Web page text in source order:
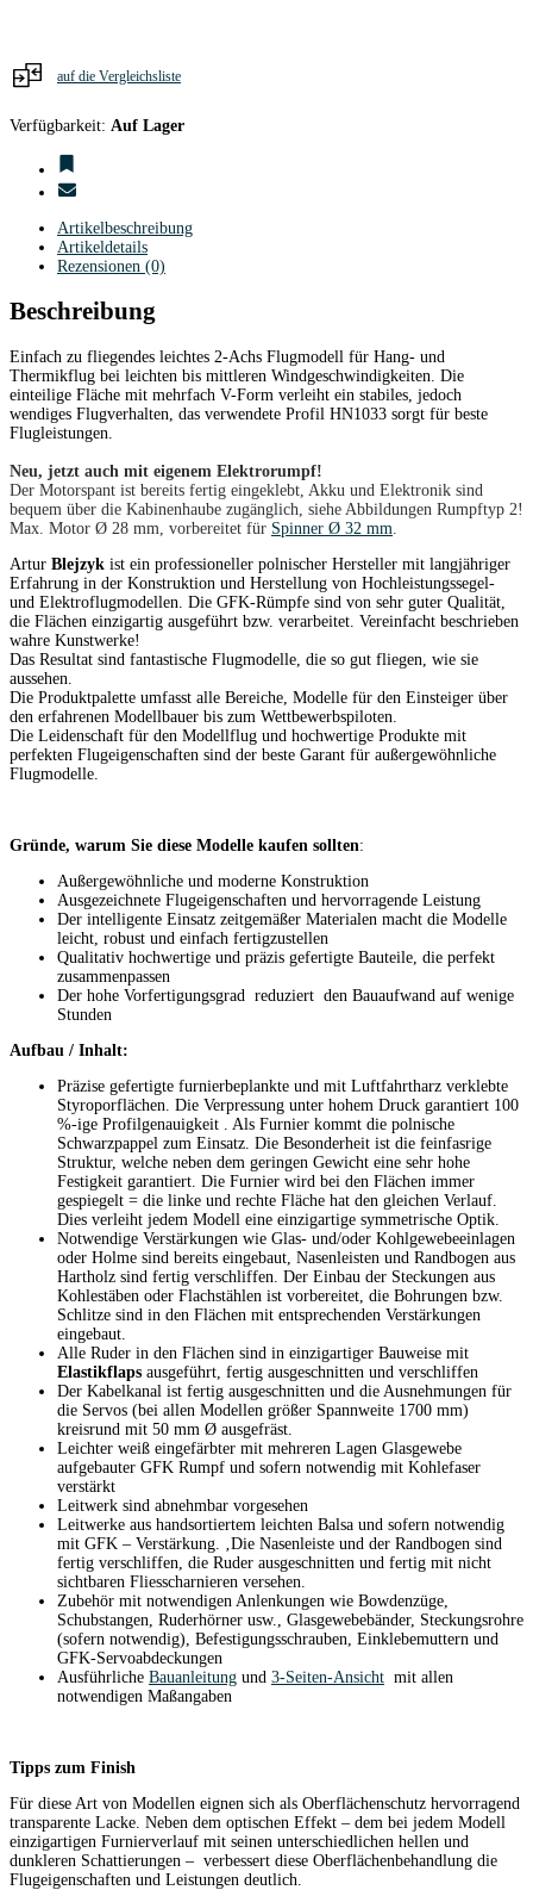
auf die Vergleichsliste
Verfügbarkeit: Auf Lager
Artikelbeschreibung
Artikeldetails
Rezensionen (0)
Beschreibung
Einfach zu fliegendes leichtes 2-Achs Flugmodell für Hang- und
Thermikflug bei leichten bis mittleren Windgeschwindigkeiten. Die
einteilige Fläche mit mehrfach V-Form verleiht ein stabiles, jedoch
wendiges Flugverhalten, das verwendete Profil HN1033 sorgt für beste
Flugleistungen.
Neu, jetzt auch mit eigenem Elektrorumpf!
Der Motorspant ist bereits fertig eingeklebt, Akku und Elektronik sind
bequem über die Kabinenhaube zugänglich, siehe Abbildungen Rumpftyp 2!
Max. Motor Ø 28 mm, vorbereitet für Spinner Ø 32 mm
Artur Blejzyk ist ein professioneller polnischer Hersteller mit langjähriger
Erfahrung in der Konstruktion und Herstellung von Hochleistungssegel-
und Elektroflugmodellen. Die GFK-Rümpfe sind von sehr guter Qualität,
die Flächen einzigartig ausgeführt bzw. verarbeitet. Vereinfacht beschrieben
wahre Kunstwerke!
Das Resultat sind fantastische Flugmodelle, die so gut fliegen, wie sie
aussehen.
Die Produktpalette umfasst alle Bereiche, Modelle für den Einsteiger über
den erfahrenen Modellbauer bis zum Wettbewerbspiloten.
Die Leidenschaft für den Modellflug und hochwertige Produkte mit
perfekten Flugeigenschaften sind der beste Garant für außergewöhnliche
Flugmodelle.
Gründe, warum Sie diese Modelle kaufen sollten:
Außergewöhnliche und moderne Konstruktion
Ausgezeichnete Flugeigenschaften und hervorragende Leistung
Der intelligente Einsatz zeitgemäßer Materialen macht die Modelle
leicht, robust und einfach fertigzustellen
Qualitativ hochwertige und präzis gefertigte Bauteile, die perfekt
zusammenpassen
Der hohe Vorfertigungsgrad reduziert den Bauaufwand auf wenige
Stunden
Aufbau / Inhalt:
Präzise gefertigte furnierbeplankte und mit Luftfahrtharz verklebte
Styroporflächen. Die Verpressung unter hohem Druck garantiert 100
%-ige Profilgenauigkeit . Als Furnier kommt die polnische
Schwarzpappel zum Einsatz. Die Besonderheit ist die feinfasrige
Struktur, welche neben dem geringen Gewicht eine sehr hohe
Festigkeit garantiert. Die Furnier wird bei den Flächen immer
gespiegelt = die linke und rechte Fläche hat den gleichen Verlauf.
Dies verleiht jedem Modell eine einzigartige symmetrische Optik.
Notwendige Verstärkungen wie Glas- und/oder Kohlgewebeeinlagen
oder Holme sind bereits eingebaut, Nasenleisten und Randbogen aus
Hartholz sind fertig verschliffen. Der Einbau der Steckungen aus
Kohlestäben oder Flachstählen ist vorbereitet, die Bohrungen bzw.
Schlitze sind in den Flächen mit entsprechenden Verstärkungen
eingebaut.
Alle Ruder in den Flächen sind in einzigartiger Bauweise mit
Elastikflaps ausgeführt, fertig ausgeschnitten und verschliffen
Der Kabelkanal ist fertig ausgeschnitten und die Ausnehmungen für
die Servos (bei allen Modellen größer Spannweite 1700 mm)
kreisrund mit 50 mm Ø ausgefräst.
Leichter weiß eingefärbter mit mehreren Lagen Glasgewebe
aufgebauter GFK Rumpf und sofern notwendig mit Kohlefaser
verstärkt
Leitwerk sind abnehmbar vorgesehen
Leitwerke aus handsortiertem leichten Balsa und sofern notwendig
mit GFK – Verstärkung. ‚Die Nasenleiste und der Randbogen sind
fertig verschliffen, die Ruder ausgeschnitten und fertig mit nicht
sichtbaren Fliesscharnieren versehen.
Zubehör mit notwendigen Anlenkungen wie Bowdenzüge,
Schubstangen, Ruderhörner usw., Glasgewebebänder, Steckungsrohre
(sofern notwendig), Befestigungsschrauben, Einklebemuttern und
GFK-Servoabdeckungen
Ausführliche Bauanleitung und 3-Seiten-Ansicht mit allen
notwendigen Maßangaben
Tipps zum Finish
Für diese Art von Modellen eignen sich als Oberflächenschutz hervorragend
transparente Lacke. Neben dem optischen Effekt – dem bei jedem Modell
einzigartigen Furnierverlauf mit seinen unterschiedlichen hellen und
dunkleren Schattierungen – verbessert diese Oberflächenbehandlung die
Flugeigenschaften und Leistungen deutlich.